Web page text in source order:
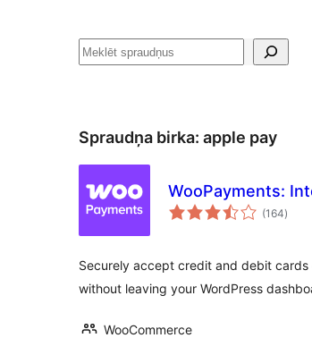
Meklēt
Spraudņa birka: apple pay
WooPayments:
(164)
Securely accept credit and debit cards
without leaving your WordPress
WooCommerce